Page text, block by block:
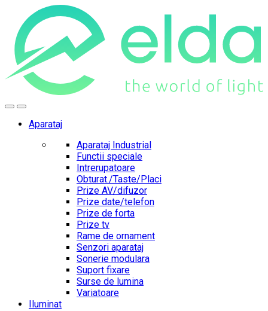
navigation
content
Aparataj
Aparataj Industrial
Functii speciale
Intrerupatoare
Obturat./Taste/Placi
Prize AV/difuzor
Prize date/telefon
Prize de forta
Prize tv
Rame de ornament
Senzori aparataj
Sonerie modulara
Suport fixare
Surse de lumina
Variatoare
Iluminat